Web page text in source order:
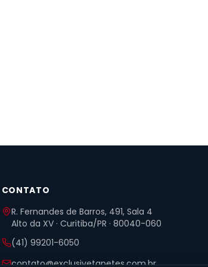
CONTATO
R. Fernandes de Barros, 491, Sala 4
Alto da XV · Curitiba/PR · 80040-060
(41) 99201-6050
contato@exclusivetapetes.com.br